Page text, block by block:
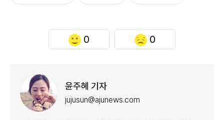
0 0
윤주혜 기자
jujusun@ajunews.com